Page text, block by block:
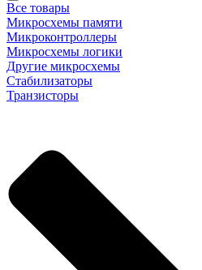
Все товары
Микросхемы памяти
Микроконтроллеры
Микросхемы логики
Другие микросхемы
Стабилизаторы
Транзисторы